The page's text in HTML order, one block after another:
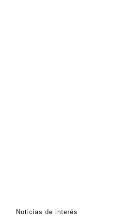
Noticias de interés